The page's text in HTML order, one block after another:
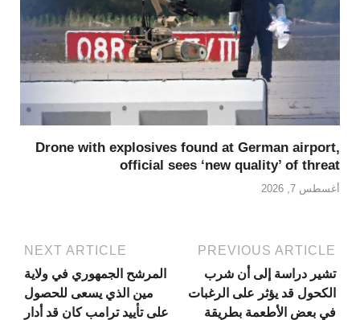
Drone with explosives found at German airport,
official sees ‘new quality’ of threat
أغسطس 7, 2026
PREVIOUS ARTICLE
تشير دراسة إلى أن شرب
الكحول قد يؤثر على الرغبات
في بعض الأطعمة بطريقة
NEXT ARTICLE
المرشح الجمهوري في ولاية
مين الذي يسعى للحصول
على تأييد ترامب كان قد أدار